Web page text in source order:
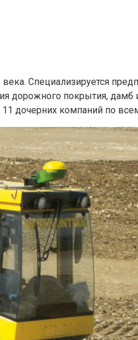
Специализируется
дорожного покрытия,
дочерних компаний по